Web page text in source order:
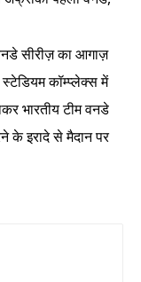
सीरीज़ का आगाज़
कॉम्प्लेक्स में
भारतीय टीम वनडे
के इरादे से मैदान पर